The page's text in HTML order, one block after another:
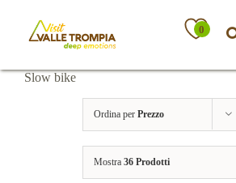
contenuto
0
Slow bike
Ordina per Prezzo
Mostra 36 Prodotti